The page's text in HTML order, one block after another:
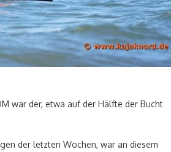
war der, etwa auf der Hälfte der Bucht
der letzten Wochen, war an diesem